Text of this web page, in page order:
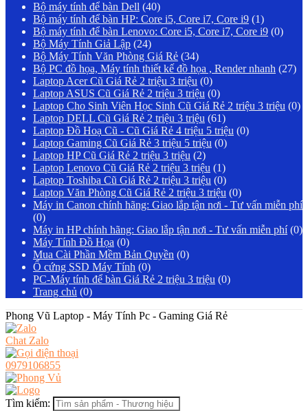
Bộ máy tính để bàn Dell (40)
Bộ máy tính để bàn HP: Core i5, Core i7, Core i9 (1)
Bộ máy tính để bàn Lenovo: Core i5, Core i7, Core i9 (0)
Bộ Máy Tính Giả Lập (24)
Bộ Máy Tính Văn Phòng Giá Rẻ (34)
Bộ PC đồ họa, Máy tính thiết kế đồ họa , Render nhanh (27)
Laptop Acer Cũ Giá Rẻ 2 triệu 3 triệu (0)
Laptop ASUS Cũ Giá Rẻ 2 triệu 3 triệu (0)
Laptop Cho Sinh Viên Học Sinh Cũ Giá Rẻ 2 triệu 3 triệu (0)
Laptop DELL Cũ Giá Rẻ 2 triệu 3 triệu (61)
Laptop Đồ Hoạ Cũ - Cũ Giá Rẻ 4 triệu 5 triệu (0)
Laptop Gaming Cũ Giá Rẻ 3 triệu 5 triệu (0)
Laptop HP Cũ Giá Rẻ 2 triệu 3 triệu (2)
Laptop Lenovo Cũ Giá Rẻ 2 triệu 3 triệu (1)
Laptop Toshiba Cũ Giá Rẻ 2 triệu 3 triệu (0)
Laptop Văn Phòng Cũ Giá Rẻ 2 triệu 3 triệu (0)
Máy in Canon chính hãng: Giao lắp tận nơi - Tư vấn miễn phí
(0)
Máy in HP chính hãng: Giao lắp tận nơi - Tư vấn miễn phí (0)
Máy Tính Đồ Họa (0)
Mua Cài Phần Mềm Bản Quyền (0)
Ổ cứng SSD Máy Tính (0)
PC-Máy tính để bàn Giá Rẻ 2 triệu 3 triệu (0)
Trang chủ (0)
Phong Vũ Laptop - Máy Tính Pc - Gaming Giá Rẻ
Chat Zalo
0979106855
Tìm kiếm: